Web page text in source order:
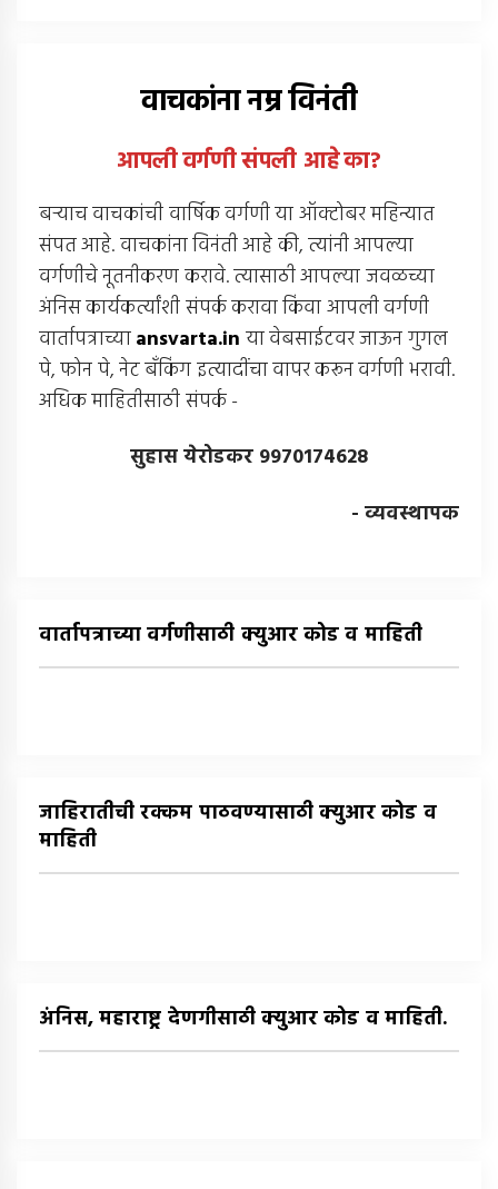
वाचकांना नम्र विनंती
आपली वर्गणी संपली आहेका?
बर्‍याच वाचकांची वार्षिक वर्गणी या ऑक्टोबर महिन्यात
संपत आहे. वाचकांना विनंती आहे की, त्यांनी आपल्या
वर्गणीचे नूतनीकरण करावे. त्यासाठी आपल्या जवळच्या
अंनिस कार्यकर्त्यांशी संपर्क करावा किंवा आपली वर्गणी
वार्तापत्राच्याansvarta.in या वेबसाईटवर जाऊन गुगल
पे, फोन पे, नेट बँकिंग इत्यादींचा वापर करून वर्गणी भरावी.
अधिक माहितीसाठी संपर्क -
सुहास येरोडकर 9970174628
- व्यवस्थापक
वार्तापत्राच्या वर्गणीसाठी क्युआर कोड व माहिती
जाहिरातीची रक्कम पाठवण्यासाठी क्युआर कोड व
माहिती
अंनिस, महाराष्ट्र देणगीसाठी क्युआर कोड व माहिती.